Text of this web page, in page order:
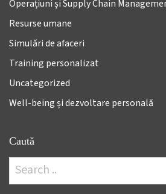
Operațiuni și Supply Chain
Resurse umane
Simulări de afaceri
Training personalizat
Uncategorized
Well-being și dezvoltare personală
Caută